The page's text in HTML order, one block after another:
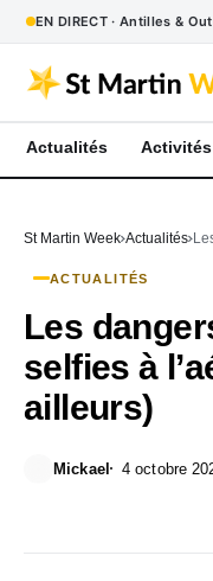
EN DIRECT · Antilles &
Actualités
St Martin Week Actualités
ACTUALITÉS
Les
selfies à
ailleurs)
Mickael 4 octobre